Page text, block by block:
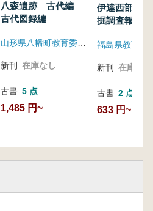
八森遺跡 古代編
古代図録編
新刊 在庫なし
古書 5 点
1,485 円~
伊達西部地
掘調査報告
福島県教育委
新刊 在庫なし
古書 2 点
633 円~